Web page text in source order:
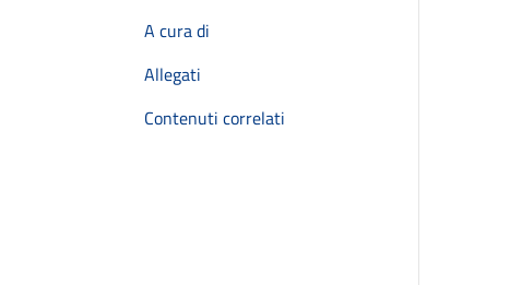
A cura di
Allegati
Contenuti correlati